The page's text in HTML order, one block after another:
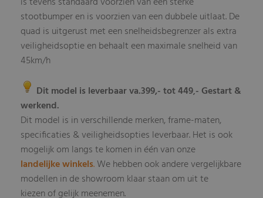
stootbumper en is voorzien van een dubbele uitlaat. De
quad is uitgerust met een snelheidsbegrenzer als extra
veiligheidsoptie en behaalt een maximale snelheid van
45km/h
Dit model is leverbaar va.399,- tot 449,- Gestart &
werkend.
Dit model is in verschillende merken, frame-maten,
specificaties & veiligheidsopties leverbaar. Het is ook
mogelijk om langs te komen in één van onze
landelijke winkels.We hebben ook andere vergelijkbare
modellen in de showroom klaar staan om uit te
kiezen of gelijk meenemen.